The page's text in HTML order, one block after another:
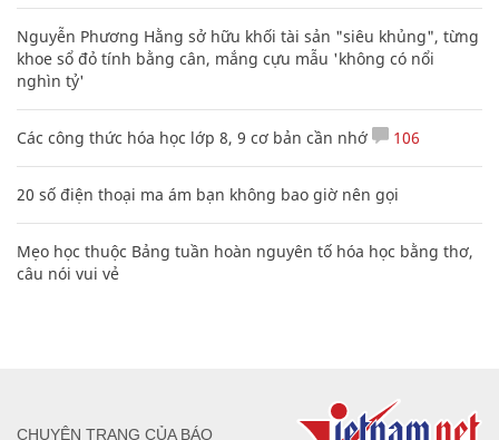
Nguyễn Phương Hằng sở hữu khối tài sản "siêu khủng", từng
khoe sổ đỏ tính bằng cân, mắng cựu mẫu 'không có nổi
nghìn tỷ'
Các công thức hóa học lớp 8, 9 cơ bản cần nhớ 106
20 số điện thoại ma ám bạn không bao giờ nên gọi
Mẹo học thuộc Bảng tuần hoàn nguyên tố hóa học bằng thơ,
câu nói vui vẻ
CHUYÊN TRANG CỦA BÁO